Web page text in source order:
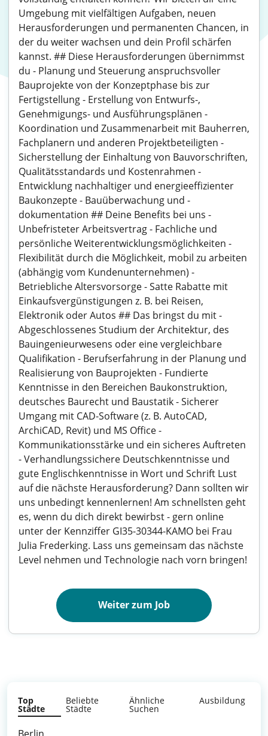
Umgebung mit vielfältigen Aufgaben, neuen
Herausforderungen und permanenten Chancen, in
der du weiter wachsen und dein Profil schärfen
kannst. ## Diese Herausforderungen übernimmst
du - Planung und Steuerung anspruchsvoller
Bauprojekte von der Konzeptphase bis zur
Fertigstellung - Erstellung von Entwurfs-,
Genehmigungs- und Ausführungsplänen -
Koordination und Zusammenarbeit mit Bauherren,
Fachplanern und anderen Projektbeteiligten -
Sicherstellung der Einhaltung von Bauvorschriften,
Qualitätsstandards und Kostenrahmen -
Entwicklung nachhaltiger und energieeffizienter
Baukonzepte - Bauüberwachung und -
dokumentation ## Deine Benefits bei uns -
Unbefristeter Arbeitsvertrag - Fachliche und
persönliche Weiterentwicklungsmöglichkeiten -
Flexibilität durch die Möglichkeit, mobil zu arbeiten
(abhängig vom Kundenunternehmen) -
Betriebliche Altersvorsorge - Satte Rabatte mit
Einkaufsvergünstigungen z. B. bei Reisen,
Elektronik oder Autos ## Das bringst du mit -
Abgeschlossenes Studium der Architektur, des
Bauingenieurwesens oder eine vergleichbare
Qualifikation - Berufserfahrung in der Planung und
Realisierung von Bauprojekten - Fundierte
Kenntnisse in den Bereichen Baukonstruktion,
deutsches Baurecht und Baustatik - Sicherer
Umgang mit CAD-Software (z. B. AutoCAD,
ArchiCAD, Revit) und MS Office -
Kommunikationsstärke und ein sicheres Auftreten
- Verhandlungssichere Deutschkenntnisse und
gute Englischkenntnisse in Wort und Schrift Lust
auf die nächste Herausforderung? Dann sollten wir
uns unbedingt kennenlernen! Am schnellsten geht
es, wenn du dich direkt bewirbst - gern online
unter der Kennziffer GI35-30344-KAMO bei Frau
Julia Frederking. Lass uns gemeinsam das nächste
Level nehmen und Technologie nach vorn bringen!
Weiter zum Job
Top
Städte
Beliebte
Städte
Ähnliche
Suchen
Ausbildung